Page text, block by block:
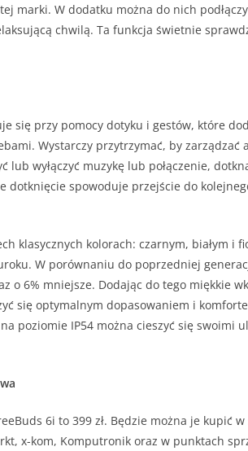
marki. W dodatku można do nich
chwilą. Ta funkcja świetnie
się przy pomocy dotyku i gestów, które
Wystarczy przytrzymać, by zarządzać
lub wyłączyć muzykę lub połączenie,
dotknięcie spowoduje przejście do
klasycznych kolorach: czarnym, białym i
W porównaniu do poprzedniej
o 6% mniejsze. Dodając do tego miękkie
się optymalnym dopasowaniem i
poziomie IP54 można cieszyć się swoimi
6i to 399 zł. Będzie można je kupić
x-kom, Komputronik oraz w punktach